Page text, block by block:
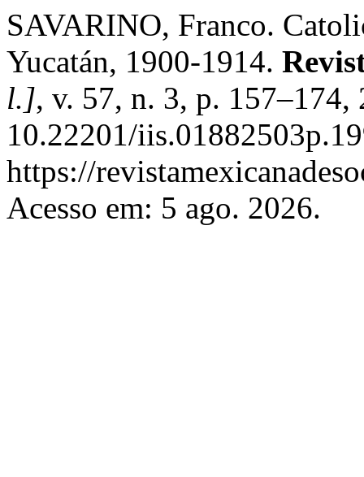
SAVARINO, Franco.
Yucatán, 1900-1914.
l.], v. 57, n. 3, p.
10.22201/
https://
Acesso em: 5 ago. 2026.